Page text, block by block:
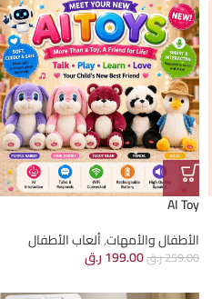
AI Toy
الأطفال والأمهات,ألعاب الأطفال
259.00ر.ق199.00ر.ق